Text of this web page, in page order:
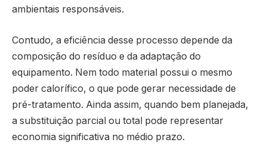
ambientais responsáveis.
Contudo, a eficiência desse processo depende da
composição do resíduo e da adaptação do
equipamento. Nem todo material possui o mesmo
poder calorífico, o que pode gerar necessidade de
pré-tratamento. Ainda assim, quando bem planejada,
a substituição parcial ou total pode representar
economia significativa no médio prazo.